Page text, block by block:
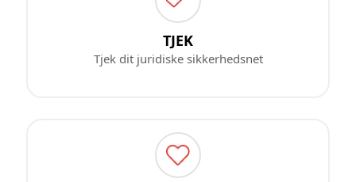
TJEK
Tjek dit juridiske sikkerhedsnet